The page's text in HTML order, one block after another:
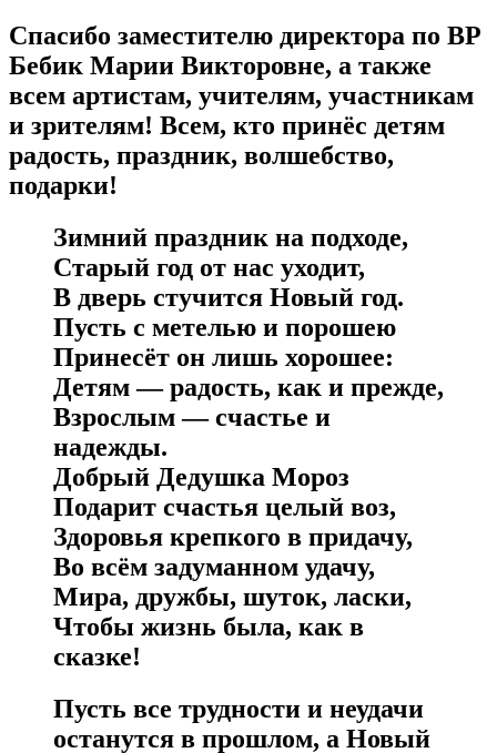
Спасибо заместителю директора по ВР
Бебик Марии Викторовне, а также
всем артистам, учителям, участникам
и зрителям! Всем, кто принёс детям
радость, праздник, волшебство,
подарки!
Зимний праздник на подходе,
Старый год от нас уходит,
В дверь стучится Новый год.
Пусть с метелью и порошею
Принесёт он лишь хорошее:
Детям — радость, как и прежде,
Взрослым — счастье и
надежды.
Добрый Дедушка Мороз
Подарит счастья целый воз,
Здоровья крепкого в придачу,
Во всём задуманном удачу,
Мира, дружбы, шуток, ласки,
Чтобы жизнь была, как в
сказке!
Пусть все трудности и неудачи
останутся в прошлом, а Новый